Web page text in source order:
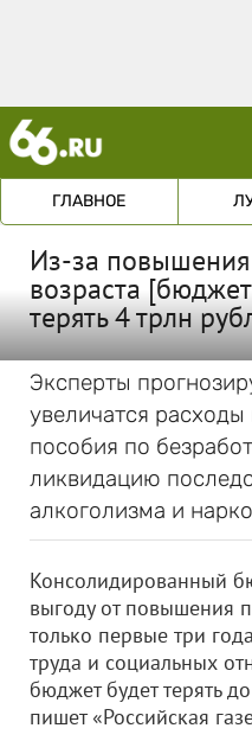
ГЛАВНОЕ
Из-за
возраста
терять 4 трлн
Эксперты
увеличатся расходы
пособия по
ликвидацию
алкоголизма и
Консолидированный
выгоду от повышения
только первые три
труда и социальных
бюджет будет терять
пишет «Российская